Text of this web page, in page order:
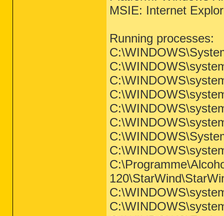
MSIE: Internet
Running processes: